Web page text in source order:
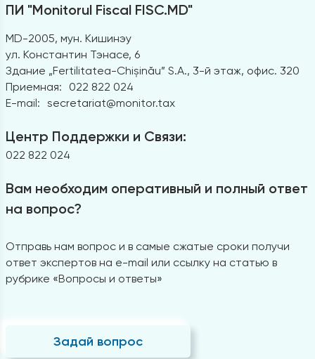
ПИ "Monitorul Fiscal FISC.MD"
MD-2005, мун. Кишинэу
ул. Константин Тэнасе, 6
Здание „Fertilitatea-Chișinău” S.A., 3-й этаж, офис. 320
Приемная:
022 822 024
E-mail: secretariat@monitor.tax
Центр Поддержки и Связи:
022 822 024
Вам необходим оперативный и полный ответ
на вопрос?
Отправь нам вопрос и в самые сжатые сроки получи
ответ экспертов на e-mail или ссылку на статью в
рубрике «Вопросы и ответы»
Задай вопрос